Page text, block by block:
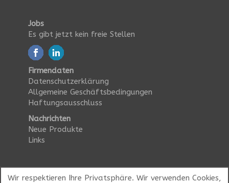
Jobs
Es gibt jetzt kein freie Stellen
Firmendaten
Datenschutzerklärung
Allgemeine Geschäftsbedingungen
Haftungsausschluss
Nachrichten
Neue Produkte
Links
Wir respektieren Ihre Privatsphäre. Wir verwenden Cookies,